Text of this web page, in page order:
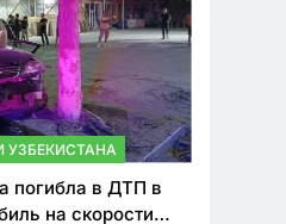
УЗБЕКИСТАНА
погибла в ДТП в
на скорости